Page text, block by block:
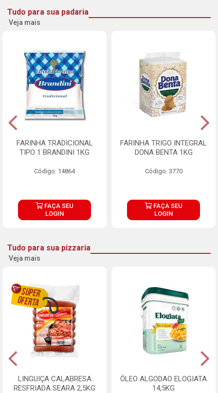
Tudo para sua padaria
Veja mais
FARINHA TRADICIONAL
TIPO 1 BRANDINI 1KG
Código: 14864
FAÇA SEU
LOGIN
FARINHA TRIGO INTEGRAL
DONA BENTA 1KG
Código: 3770
FAÇA SEU
LOGIN
Tudo para sua pizzaria
Veja mais
LINGUIÇA CALABRESA
RESFRIADA SEARA 2,5KG
ÓLEO ALGODAO ELOGIATA
14,5KG